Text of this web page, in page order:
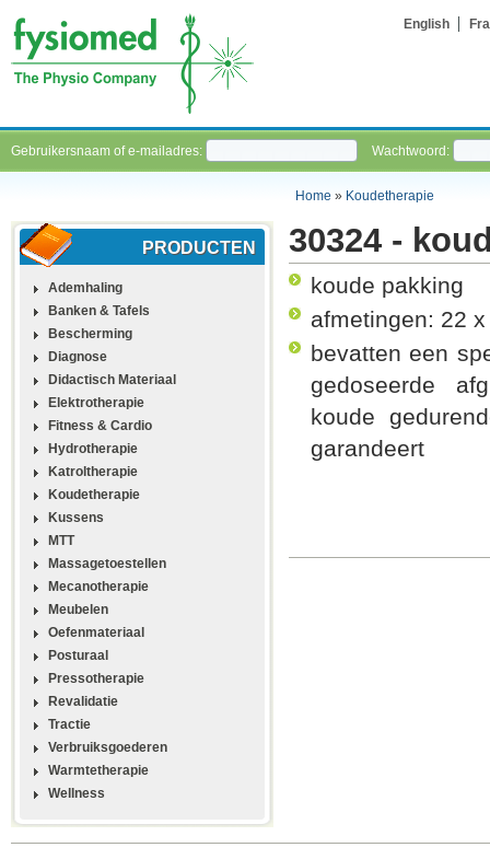
English
Gebruikersnaam of e-mailadres: Wachtwoord:
Home » Koudetherapie
PRODUCTEN
Ademhaling
Banken & Tafels
Bescherming
Diagnose
Didactisch Materiaal
Elektrotherapie
Fitness & Cardio
Hydrotherapie
Katroltherapie
Koudetherapie
Kussens
MTT
Massagetoestellen
Mecanotherapie
Meubelen
Oefenmateriaal
Posturaal
Pressotherapie
Revalidatie
Tractie
Verbruiksgoederen
Warmtetherapie
Wellness
30324 -
koude pakking
afmetingen: 22
bevatten een
gedoseerde
koude
garandeert